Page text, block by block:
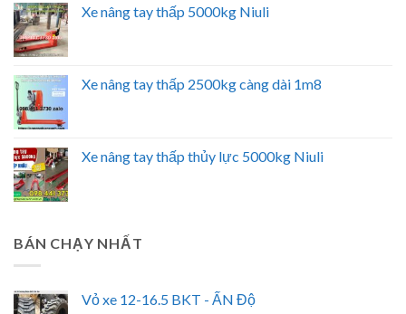
Xe nâng tay thấp 5000kg Niuli
Xe nâng tay thấp 2500kg càng dài 1m8
Xe nâng tay thấp thủy lực 5000kg Niuli
BÁN CHẠY NHẤT
Vỏ xe 12-16.5 BKT - ẤN Độ